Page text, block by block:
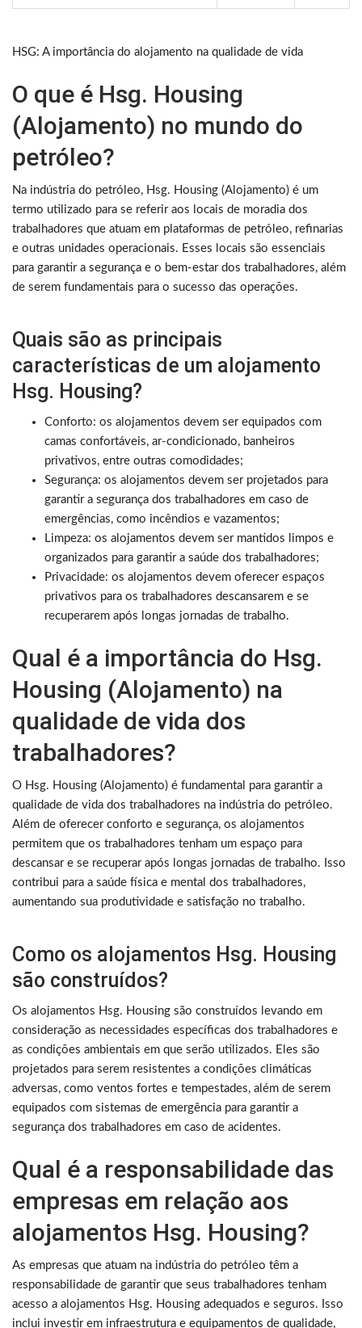
HSG: A importância do alojamento na qualidade de vida
O que é Hsg. Housing
(Alojamento) no mundo do
petróleo?
Na indústria do petróleo, Hsg. Housing (Alojamento) é um
termo utilizado para se referir aos locais de moradia dos
trabalhadores que atuam em plataformas de petróleo, refinarias
e outras unidades operacionais. Esses locais são essenciais
para garantir a segurança e o bem-estar dos trabalhadores, além
de serem fundamentais para o sucesso das operações.
Quais são as principais
características de um alojamento
Hsg. Housing?
Conforto: os alojamentos devem ser equipados com
camas confortáveis, ar-condicionado, banheiros
privativos, entre outras comodidades;
Segurança: os alojamentos devem ser projetados para
garantir a segurança dos trabalhadores em caso de
emergências, como incêndios e vazamentos;
Limpeza: os alojamentos devem ser mantidos limpos e
organizados para garantir a saúde dos trabalhadores;
Privacidade: os alojamentos devem oferecer espaços
privativos para os trabalhadores descansarem e se
recuperarem após longas jornadas de trabalho.
Qual é a importância do Hsg.
Housing (Alojamento) na
qualidade de vida dos
trabalhadores?
O Hsg. Housing (Alojamento) é fundamental para garantir a
qualidade de vida dos trabalhadores na indústria do petróleo.
Além de oferecer conforto e segurança, os alojamentos
permitem que os trabalhadores tenham um espaço para
descansar e se recuperar após longas jornadas de trabalho. Isso
contribui para a saúde física e mental dos trabalhadores,
aumentando sua produtividade e satisfação no trabalho.
Como os alojamentos Hsg. Housing
são construídos?
Os alojamentos Hsg. Housing são construídos levando em
consideração as necessidades específicas dos trabalhadores e
as condições ambientais em que serão utilizados. Eles são
projetados para serem resistentes a condições climáticas
adversas, como ventos fortes e tempestades, além de serem
equipados com sistemas de emergência para garantir a
segurança dos trabalhadores em caso de acidentes.
Qual é a responsabilidade das
empresas em relação aos
alojamentos Hsg. Housing?
As empresas que atuam na indústria do petróleo têm a
responsabilidade de garantir que seus trabalhadores tenham
acesso a alojamentos Hsg. Housing adequados e seguros. Isso
inclui investir em infraestrutura e equipamentos de qualidade,